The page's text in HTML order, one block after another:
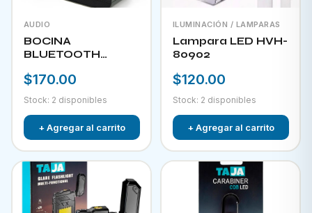
AUDIO
BOCINA
BLUETOOTH
PANEL SOLAR FOL
$170.00
Stock: 2 disponibles
+ Agregar al carrito
ILUMINACIÓN / LAMPARAS
Lampara LED HVH-
80902
$120.00
Stock: 2 disponibles
+ Agregar al carrito